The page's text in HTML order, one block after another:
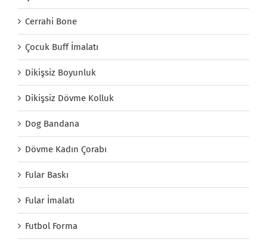
Cerrahi Bone
Çocuk Buff İmalatı
Dikişsiz Boyunluk
Dikişsiz Dövme Kolluk
Dog Bandana
Dövme Kadın Çorabı
Fular Baskı
Fular İmalatı
Futbol Forma